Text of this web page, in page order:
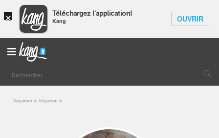
× Téléchargez l'application!
Kang OUVRIR
Voyance Voyance